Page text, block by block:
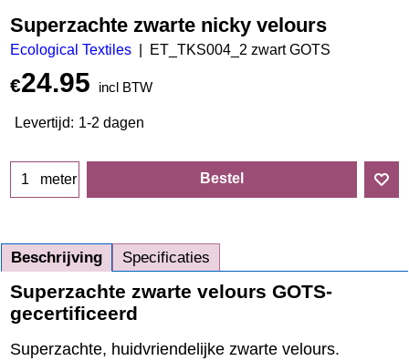
Superzachte zwarte nicky velours
Ecological Textiles ET_TKS004_2 zwart GOTS
€24.95 incl BTW
Levertijd: 1-2 dagen
meter Bestel
Beschrijving Specificaties
Superzachte zwarte velours GOTS-
gecertificeerd
Superzachte, huidvriendelijke zwarte velours.